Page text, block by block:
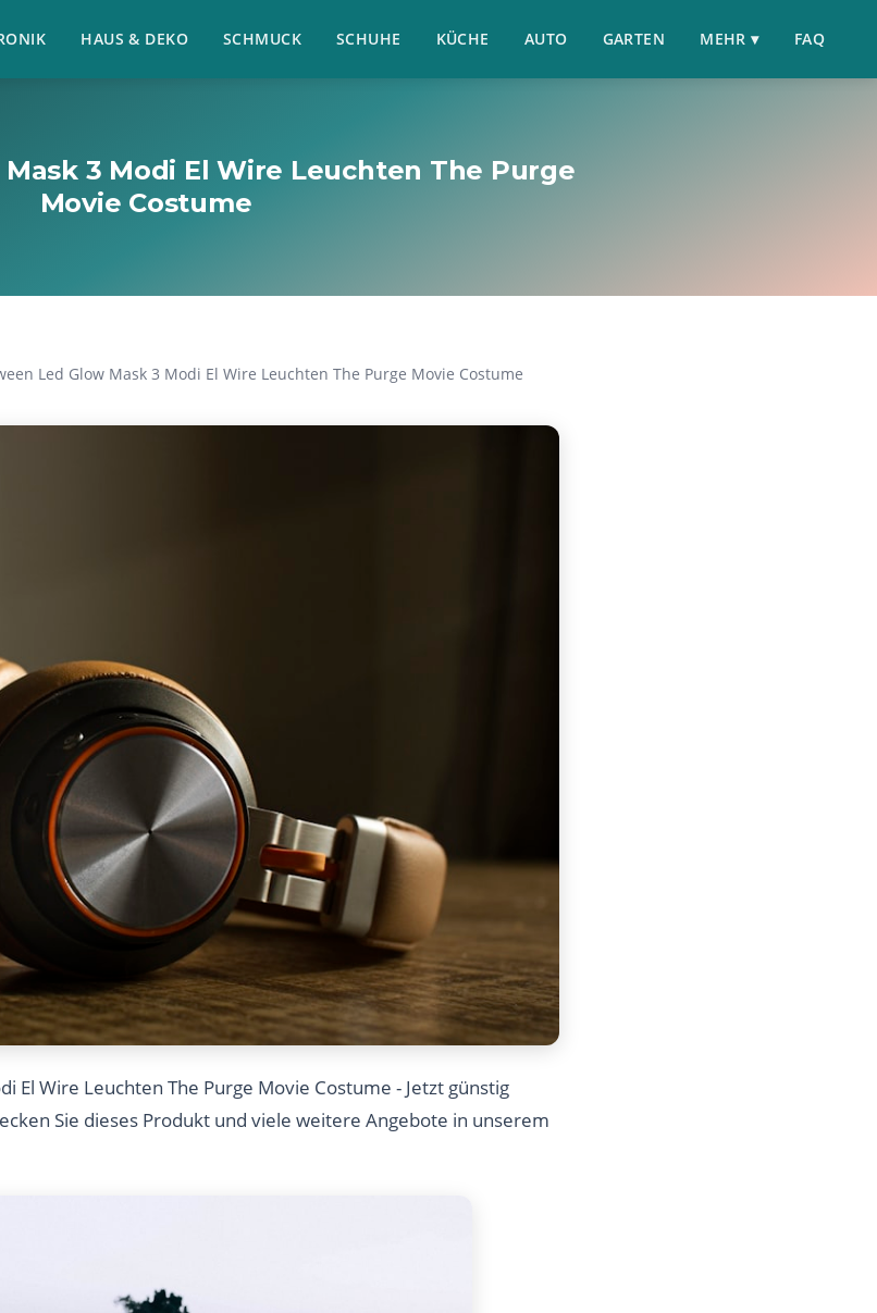
HAUS & DEKO SCHMUCK SCHUHE KÜCHE AUTO GARTEN MEHR ▾ FAQ
3 Modi El Wire Leuchten The Purge
Movie Costume
Led Glow Mask 3 Modi El Wire Leuchten The Purge Movie Costume
El Wire Leuchten The Purge Movie Costume - Jetzt günstig
Sie dieses Produkt und viele weitere Angebote in unserem